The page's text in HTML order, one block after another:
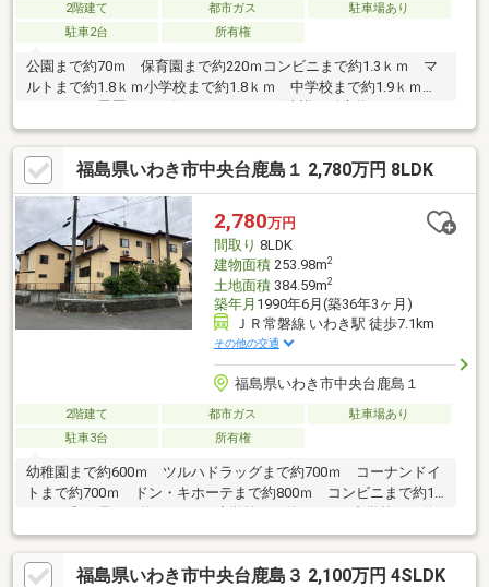
2階建て 都市ガス
駐車場あり
駐車2台
所有権
公園まで約70ｍ 保育園まで約220ｍコンビニまで約1.3ｋｍ マ
ルトまで約1.8ｋｍ小学校まで約1.8ｋｍ 中学校まで約1.9ｋｍ≪
床CF貼替、モニター付インターホン新設、システムキッチン交換
2014年11月：外壁塗装、サッシ交換2015年 4月：屋根修繕
福島県いわき市中央台鹿島１ 2,780万円 8LDK
2,780万円
間取り 8LDK
建物面積253.98m2
土地面積384.59m2
築年月 1990年6月(築36年3ヶ月)
ＪＲ常磐線 いわき駅 徒歩7.1km
その他の交通
福島県いわき市中央台鹿島１
2階建て 都市ガス
駐車場あり
駐車3台
所有権
幼稚園まで約600ｍ ツルハドラッグまで約700ｍ コーナンドイ
トまで約700ｍ ドン・キホーテまで約800ｍ コンビニまで約1.0
1.3ｋｍ
福島県いわき市中央台鹿島３ 2,100万円 4SLDK